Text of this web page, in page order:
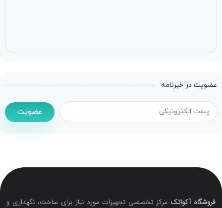
عضویت در خبرنامه
عضویت
فروشگاه آکواتک مرکز تخصصی تجهیزات مورد نیاز برای ساخت، نگهداری و